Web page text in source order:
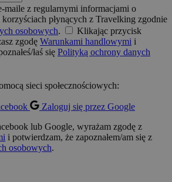
maile z regularnymi informacjami o
płynących z Travelking zgodnie
osobowych.
Klikając przycisk
zgodę Warunkami handlowymi i
łaś się Polityką ochrony danych
sieci społecznościowych:
Zaloguj się przez Google
lub Google, wyrażam zgodę z
i potwierdzam, że zapoznałem/am się z
osobowych.